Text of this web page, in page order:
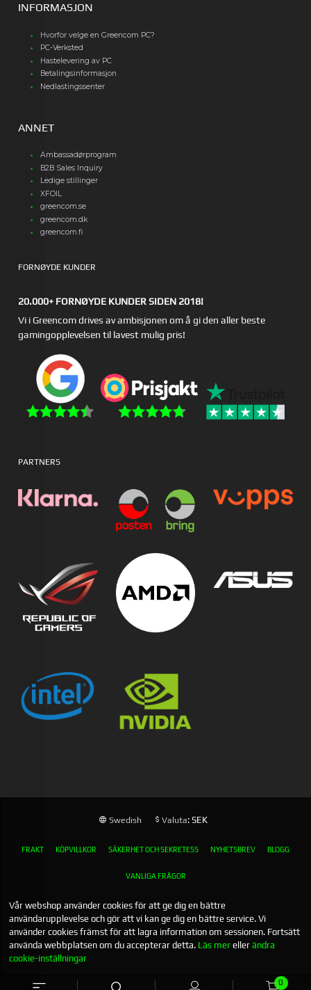
0
INFORMASJON
Hvorfor velge en Greencom PC?
PC-Verksted
Hastelevering av PC
Betalingsinformasjon
Nedlastingssenter
ANNET
Ambassadørprogram
B2B Sales Inquiry
Ledige stillinger
XFOIL
greencom.se
greencom.dk
greencom.fi
FORNØYDE KUNDER
20.000+ FORNØYDE KUNDER SIDEN 2018!
Vi i Greencom drives av ambisjonen om å gi den aller beste
gamingopplevelsen til lavest mulig pris!
PARTNERS
Swedish Valuta: SEK
FRAKT KÖPVILLKOR SÄKERHET OCH SEKRETESS NYHETSBREV BLOGG
VANLIGA FRÅGOR
Vår webshop använder cookies för att ge dig en bättre
användarupplevelse och gör att vi kan ge dig en bättre service. Vi
använder cookies främst för att lagra information om sessionen. Fortsätt
använda webbplatsen om du accepterar detta. Läs mer ellerändra
cookie-inställningar